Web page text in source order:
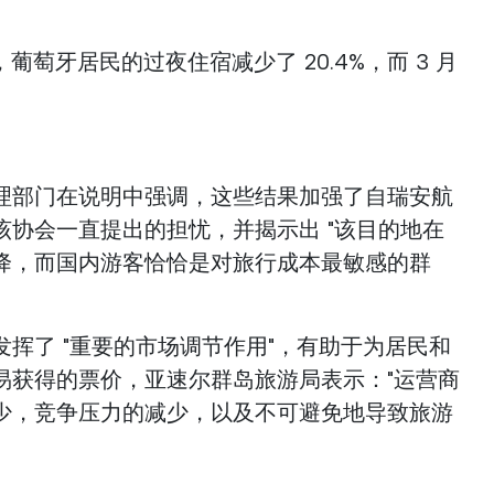
萄牙居民的过夜住宿减少了 20.4%，而 3 月
部门在说明中强调，这些结果加强了自瑞安航
协会一直提出的担忧，并揭示出 "该目的地在
，而国内游客恰恰是对旅行成本最敏感的群
了 "重要的市场调节作用"，有助于为居民和
获得的票价，亚速尔群岛旅游局表示："运营商
，竞争压力的减少，以及不可避免地导致旅游